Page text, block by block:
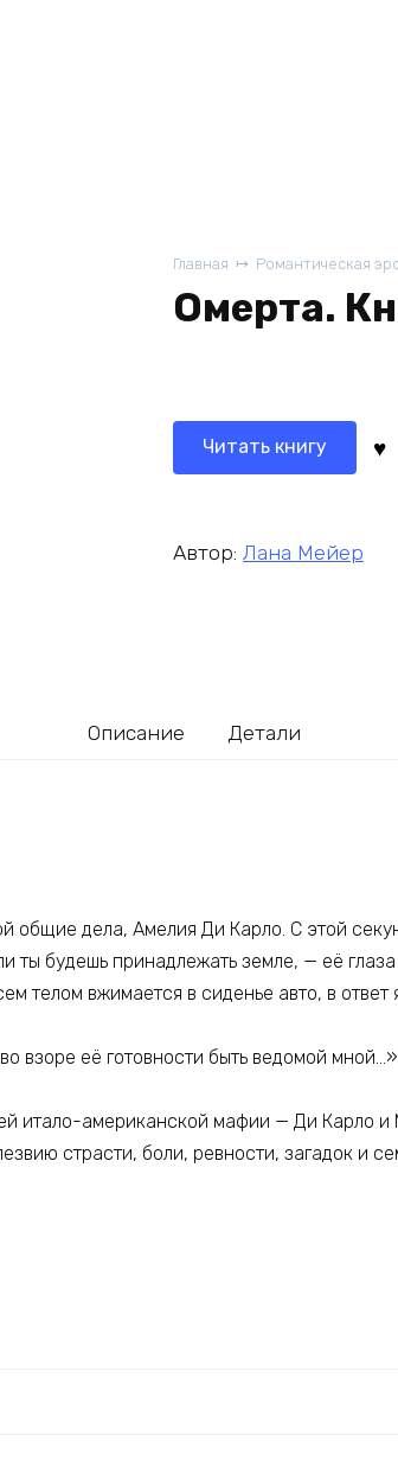
Главная Романтическая
Омерта.
Читать книгу
Автор: Лана Мейер
Описание Детали
общие дела, Амелия Ди Карло. С этой
ты будешь принадлежать земле, — её
телом вжимается в сиденье авто, в
взоре её готовности быть ведомой мной…»
итало-американской мафии — Ди Карло и
страсти, боли, ревности, загадок и